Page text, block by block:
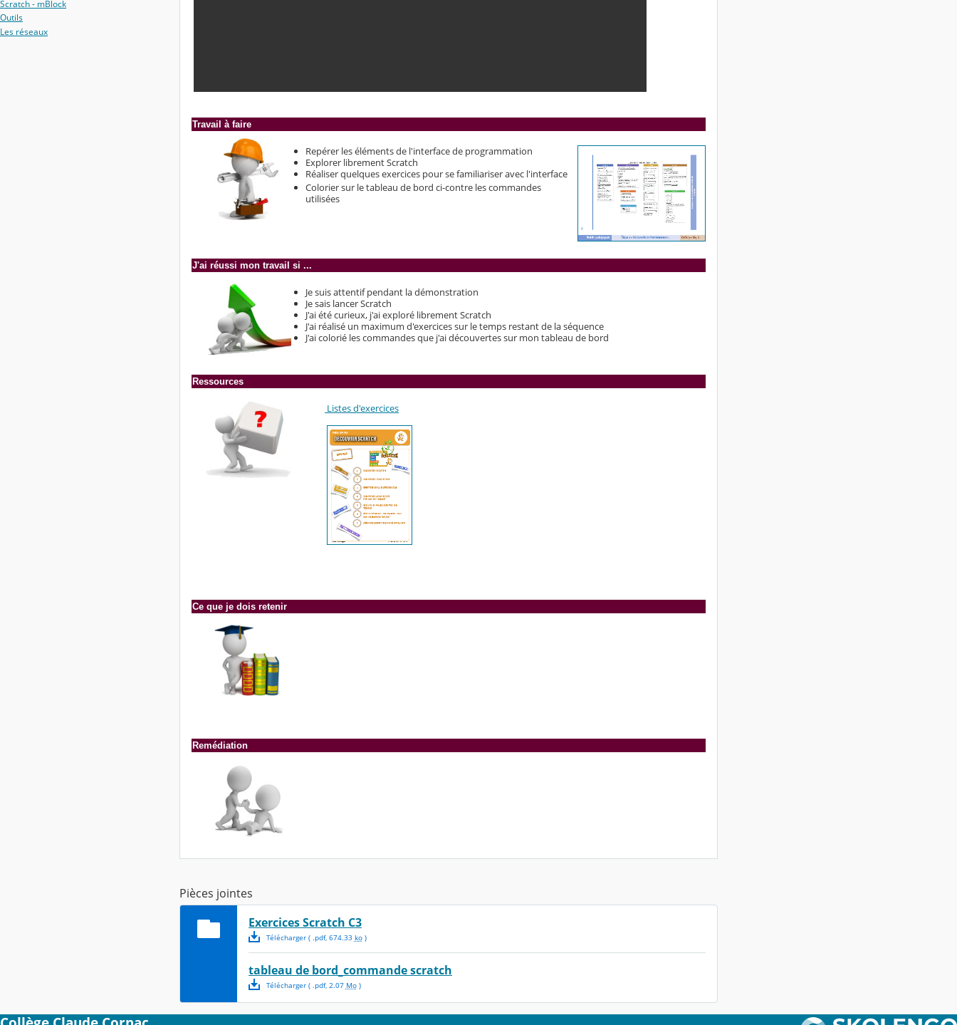
Scratch - mBlock
Outils
Les réseaux
Travail à faire
Repérer les éléments de l'interface de programmation
Explorer librement Scratch
Réaliser quelques exercices pour se familiariser avec l'interface
Colorier sur le tableau de bord ci-contre les commandes
utilisées
J'ai réussi mon travail si ...
Je suis attentif pendant la démonstration
Je sais lancer Scratch
J'ai été curieux, j'ai exploré librement Scratch
J'ai réalisé un maximum d'exercices sur le temps restant de la séquence
J'ai colorié les commandes que j'ai découvertes sur mon tableau de bord
Ressources
Listes d'exercices
Ce que je dois retenir
Remédiation
Pièces jointes
Exercices Scratch C3
Télécharger( .pdf, 674.33 ko)
tableau de bord_commande scratch
Télécharger( .pdf, 2.07 Mo)